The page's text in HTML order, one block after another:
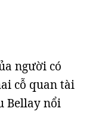
người có
cỗ quan tài
Bellay nổi